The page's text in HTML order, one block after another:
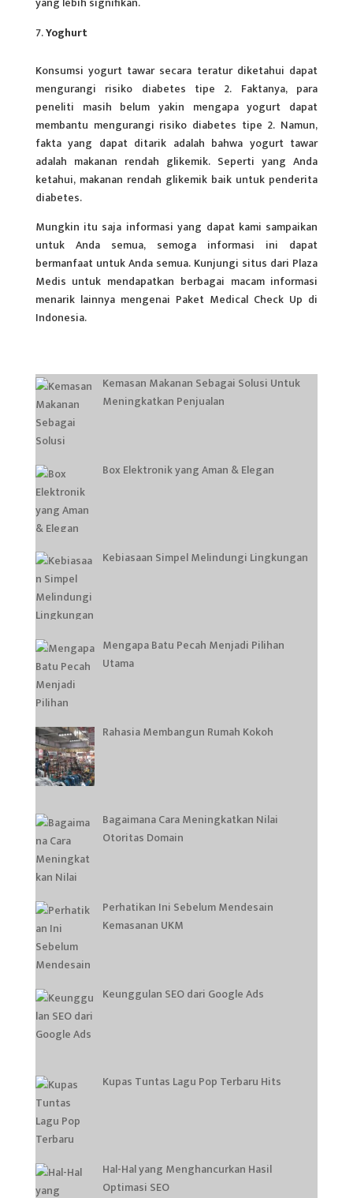
Yoghurt
Konsumsi yogurt tawar secara teratur diketahui dapat
mengurangi risiko diabetes tipe 2. Faktanya, para
peneliti masih belum yakin mengapa yogurt dapat
membantu mengurangi risiko diabetes tipe 2. Namun,
fakta yang dapat ditarik adalah bahwa yogurt tawar
adalah makanan rendah glikemik. Seperti yang Anda
ketahui, makanan rendah glikemik baik untuk penderita
diabetes.
Mungkin itu saja informasi yang dapat kami sampaikan
untuk Anda semua, semoga informasi ini dapat
bermanfaat untuk Anda semua. Kunjungi situs dari Plaza
Medis untuk mendapatkan berbagai macam informasi
menarik lainnya mengenai Paket Medical Check Up di
Indonesia.
Kemasan Makanan Sebagai Solusi Untuk
Meningkatkan Penjualan
Box Elektronik yang Aman & Elegan
Kebiasaan Simpel Melindungi Lingkungan
Mengapa Batu Pecah Menjadi Pilihan
Utama
Rahasia Membangun Rumah Kokoh
Bagaimana Cara Meningkatkan Nilai
Otoritas Domain
Perhatikan Ini Sebelum Mendesain
Kemasanan UKM
Keunggulan SEO dari Google Ads
Kupas Tuntas Lagu Pop Terbaru Hits
Hal-Hal yang Menghancurkan Hasil
Optimasi SEO